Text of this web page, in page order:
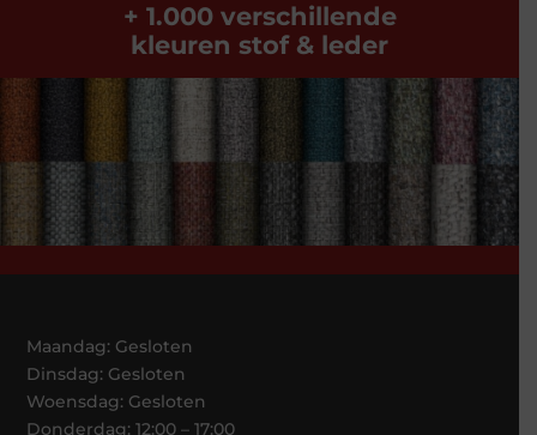
+ 1.000 verschillende
kleuren stof & leder
Maandag: Gesloten
Dinsdag: Gesloten
Woensdag: Gesloten
Donderdag: 12:00 – 17:00